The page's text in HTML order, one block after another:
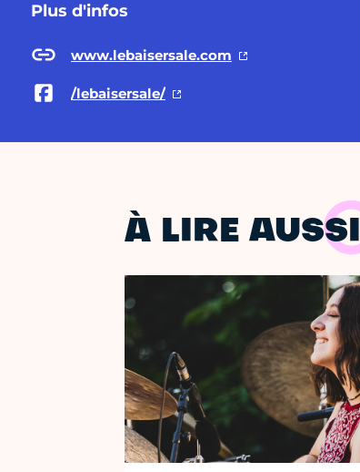
Plus d'infos
www.lebaisersale.com
/lebaisersale/
À LIRE AUSSI